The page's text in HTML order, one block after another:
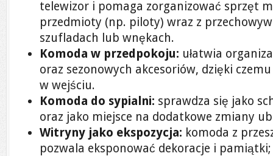
telewizor i pomaga zorganizować sprzęt
przedmioty (np. piloty) wraz z
szufladach lub wnękach.
Komoda w przedpokoju: ułatwia
oraz sezonowych akcesoriów, dzięki
w wejściu.
Komoda do sypialni: sprawdza się jako
oraz jako miejsce na dodatkowe zmiany
Witryny jako ekspozycja: komoda z
pozwala eksponować dekoracje i